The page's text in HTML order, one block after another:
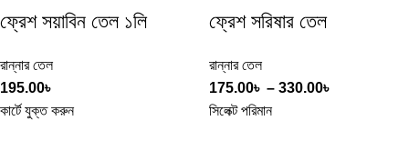
ফ্রেশ সয়াবিন তেল ১লি
রান্নার তেল
195.00৳
কার্টে যুক্ত করুন
ফ্রেশ সরিষার তেল
রান্নার তেল
175.00৳ – 330.00৳
সিলেক্ট পরিমান